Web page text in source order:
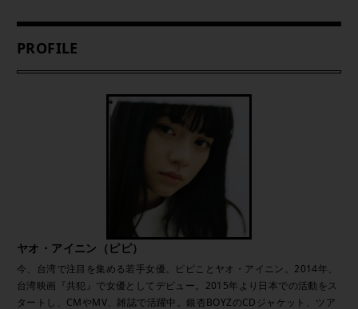
PROFILE
ヤオ・アイニン（ピピ）
今、台湾で注目を集める若手女優。ピピことヤオ・アイニン。2014年、
台湾映画『共犯』で女優としてデビュー。2015年より日本での活動をス
タートし、CMやMV、雑誌で活躍中。銀杏BOYZのCDジャケット、ツア